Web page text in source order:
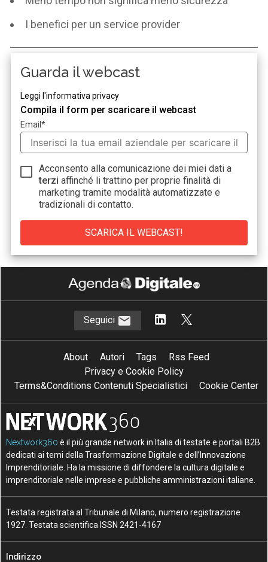
I benefici per un service provider
Guarda il webcast
Leggi l'informativa privacy
Compila il form per scaricare il webcast
Email*
Acconsento alla comunicazione dei miei dati a
terzi affinché li trattino per proprie finalità di
marketing tramite modalità automatizzate e
tradizionali di contatto.
Seguici
About Autori Tags
Rss Feed
Privacy e Cookie Policy
Terms&Conditions Contenuti Specialistici
Cookie Center
Nextwork360 è il più grande network in Italia di testate e portali B2B
dedicati ai temi della Trasformazione Digitale e dell’Innovazione
Imprenditoriale. Ha la missione di diffondere la cultura digitale e
imprenditoriale nelle imprese e pubbliche amministrazioni italiane.
Testata registrata al Tribunale di Milano, numero registrazione
1927. Testata scientifica ISSN 2421-4167
Indirizzo